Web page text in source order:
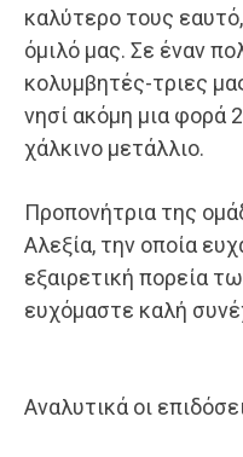
καλύτερο τους
όμιλό μας. Σε έναν
κολυμβητές-τριες
νησί ακόμη μια φορά
χάλκινο μετάλλιο.
Προπονήτρια της
Αλεξία, την οποία
εξαιρετική πορεία
ευχόμαστε καλή
Αναλυτικά οι